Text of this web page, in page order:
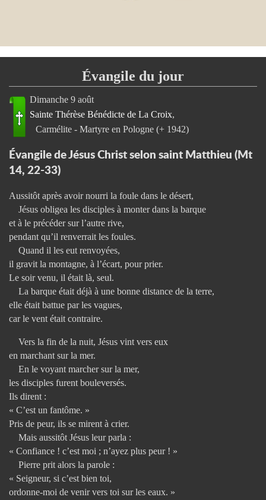
Évangile du jour
Dimanche 9 août
Sainte Thérèse Bénédicte de La Croix
Carmélite - Martyre en Pologne (+ 1942)
Évangile de Jésus Christ selon saint Matthieu (Mt
14, 22-33)
Aussitôt après avoir nourri la foule dans le désert,
Jésus obligea les disciples à monter dans la barque
et à le précéder sur l’autre rive,
pendant qu’il renverrait les foules.
Quand il les eut renvoyées,
il gravit la montagne, à l’écart, pour prier.
Le soir venu, il était là, seul.
La barque était déjà à une bonne distance de la terre,
elle était battue par les vagues,
car le vent était contraire.
Vers la fin de la nuit, Jésus vint vers eux
en marchant sur la mer.
En le voyant marcher sur la mer,
les disciples furent bouleversés.
Ils dirent :
« C’est un fantôme. »
Pris de peur, ils se mirent à crier.
Mais aussitôt Jésus leur parla :
« Confiance ! c’est moi ; n’ayez plus peur ! »
Pierre prit alors la parole :
« Seigneur, si c’est bien toi,
ordonne-moi de venir vers toi sur les eaux. »